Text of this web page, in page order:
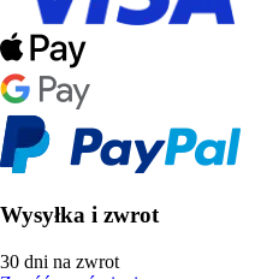
Wysyłka i zwrot
30 dni na zwrot